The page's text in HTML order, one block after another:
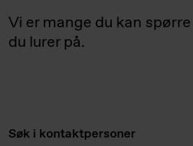
Vi er mange du kan
du lurer på.
Søk i kontaktpersoner